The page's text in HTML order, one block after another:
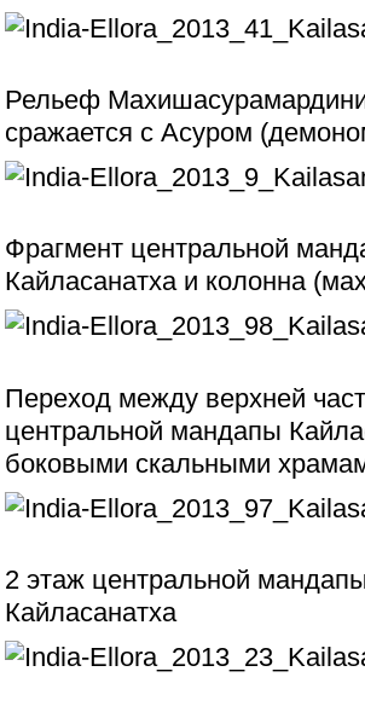
Рельеф
сражается с Асуром
Фрагмент центральной
Кайласанатха и колонна
Переход между верхней
центральной мандапы
боковыми скальными
2 этаж центральной
Кайласанатха